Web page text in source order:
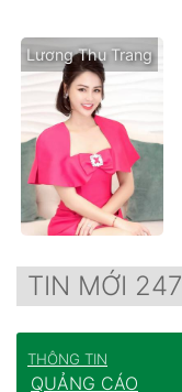
Lương Thu Trang
TIN MỚI 247
THÔNG TIN
QUẢNG CÁO